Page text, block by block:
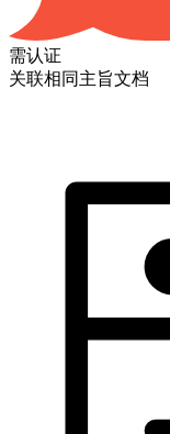
需认证
关联相同主旨文档